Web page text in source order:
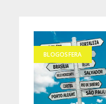
BLOGOSFERA